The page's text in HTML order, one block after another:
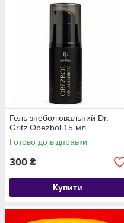
Гель знеболювальний Dr.
Gritz Obezbol 15 мл
Готово до відправки
300 ₴
Купити